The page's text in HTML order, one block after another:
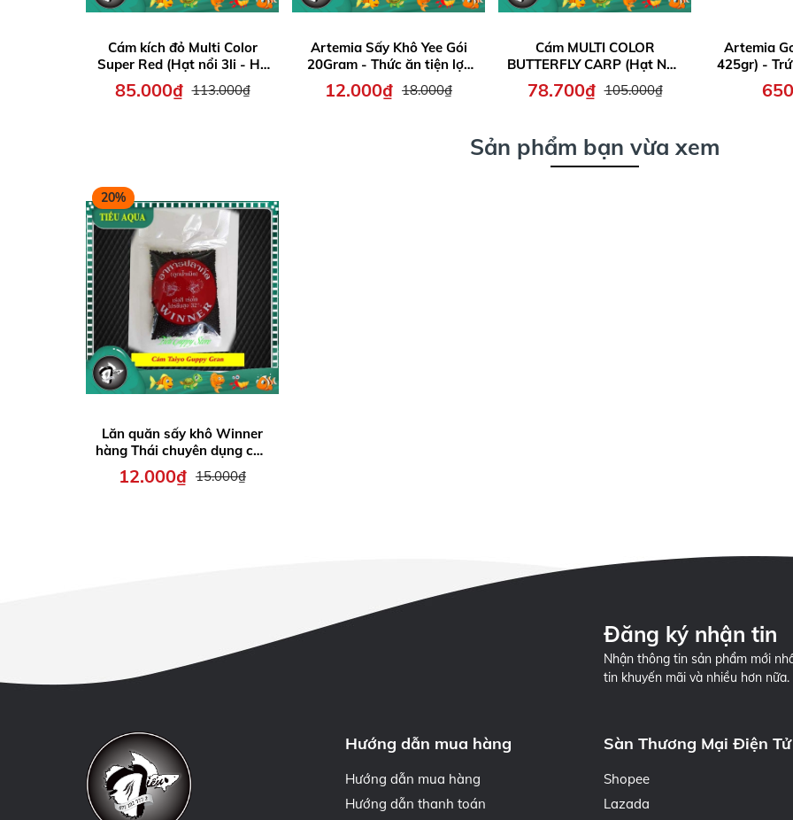
Cám kích đỏ Multi Color
Super Red (Hạt nổi 3li - Hủ
300gr) - Thức Ăn Chuyên
kích màu đỏ cho cá Phi tần,
85.000₫ 113.000₫
Artemia Sấy Khô Yee Gói
20Gram - Thức ăn tiện lợi,
cho ăn trực tiếp, bổ sung
chất dinh dưỡng cho cá bảy
12.000₫ 18.000₫
Cám MULTI COLOR
BUTTERFLY CARP (Hạt Nổi)
- Thức Ăn Dinh Dưỡng Cao
Cấp cho Cá Chép Sư Tử
78.700₫ 105.000₫
Artemia
425gr) -
Chất
gian thu
Sản phẩm bạn vừa xem
20%
Lăn quăn sấy khô Winner
hàng Thái chuyên dụng cho
cá nhỏ
12.000₫ 15.000₫
Đăng ký nhận tin
Nhận thông tin sản phẩm mới
tin khuyến mãi và nhiều hơn nữa.
Hướng dẫn mua hàng
Hướng dẫn mua hàng
Hướng dẫn thanh toán
Sàn Thương Mại Điện Tử
Shopee
Lazada